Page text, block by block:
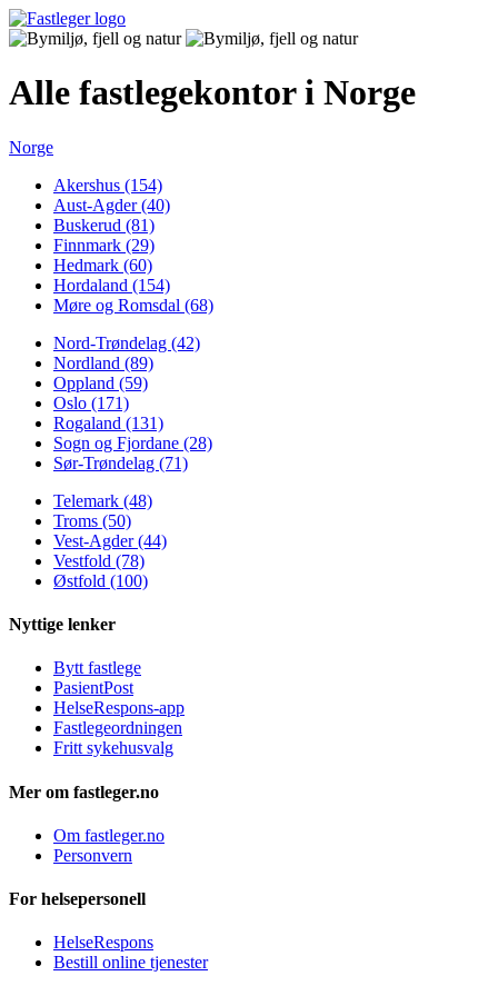
Alle fastlegekontor i Norge
Norge
Akershus (154)
Aust-Agder (40)
Buskerud (81)
Finnmark (29)
Hedmark (60)
Hordaland (154)
Møre og Romsdal (68)
Nord-Trøndelag (42)
Nordland (89)
Oppland (59)
Oslo (171)
Rogaland (131)
Sogn og Fjordane (28)
Sør-Trøndelag (71)
Telemark (48)
Troms (50)
Vest-Agder (44)
Vestfold (78)
Østfold (100)
Nyttige lenker
Bytt fastlege
PasientPost
HelseRespons-app
Fastlegeordningen
Fritt sykehusvalg
Mer om fastleger.no
Om fastleger.no
Personvern
For helsepersonell
HelseRespons
Bestill online tjenester